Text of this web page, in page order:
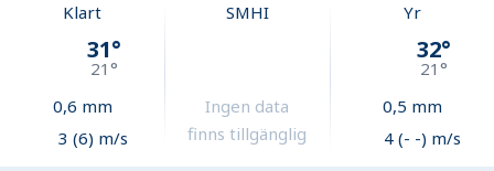
Klart
31°
21°
0,6 mm
3 (6) m/s
SMHI
Ingen data
finns tillgänglig
Yr
32°
21°
0,5 mm
4 (- -) m/s